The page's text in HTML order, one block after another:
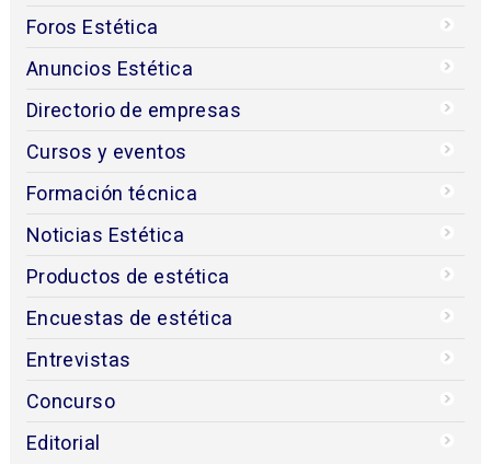
Foros Estética
Anuncios Estética
Directorio de empresas
Cursos y eventos
Formación técnica
Noticias Estética
Productos de estética
Encuestas de estética
Entrevistas
Concurso
Editorial